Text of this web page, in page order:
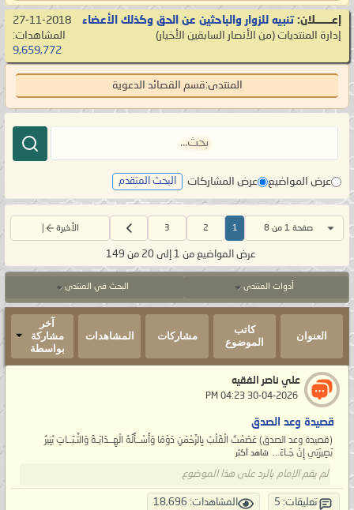
إعـــــــلان: تنبيه للزوار والباحثين عن الحق وكذلك الأعضاء
إدارة المنتديات ‏(من الأنصار السابقين الأخيار)
27-11-2018
المشاهدات:
9,659,772
المنتدى:قسم القصائد الدعوية
عرض المواضيع عرض المشاركات البحث المتقدم
صفحة 1 من 8 1
2
3 الأخيرة
عرض المواضيع من 1 إلى 20 من 149
أدوات المنتدى البحث في المنتدى
العنوان
كاتب
الموضوع
مشاركات المشاهدات
آخر
مشاركة
بواسطة
علي ناصر الفقيه
قصيدة وعد الصدق
(قصيدة وعد الصدق) عَصَمْتُ الْقَلْبَ بِالرَّحْمَنِ دَوْمَا وَأَسْــأَلُهُ الْهِــدَايَـةَ وَالثَّـبَــاتِ يُنِيرُ
بَصِيرَتِي إِنْ جَـاءَ... شاهد أكثر
لم يقم الإمام بالرد على هذا الموضوع
تعليقات: 5 المشاهدات: 18,696